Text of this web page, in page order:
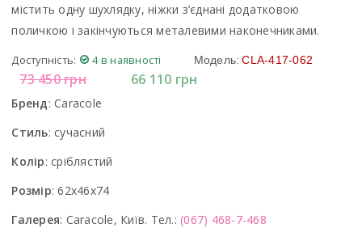
містить одну шухлядку, ніжки з’єднані додатковою
поличкою і закінчуються металевими наконечниками.
Доступність: 4 в наявності Модель: CLA-417-062
73 450грн 66 110 грн
Бренд:Caracole
Стиль: сучасний
Колір: сріблястий
Розмір:62x46x74
Галерея: Caracole, Київ. Тел.: (067) 468-7-468